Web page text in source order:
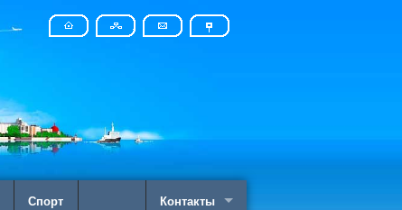
Спорт Контакты